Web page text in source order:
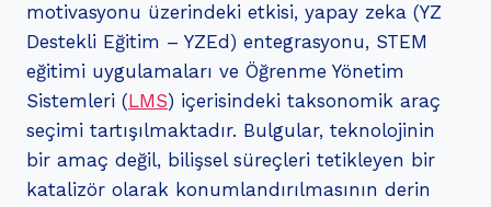
motivasyonu üzerindeki etkisi, yapay zeka (YZ
Destekli Eğitim – YZEd) entegrasyonu, STEM
eğitimi uygulamaları ve Öğrenme Yönetim
Sistemleri (LMS) içerisindeki taksonomik araç
seçimi tartışılmaktadır. Bulgular, teknolojinin
bir amaç değil, bilişsel süreçleri tetikleyen bir
katalizör olarak konumlandırılmasının derin